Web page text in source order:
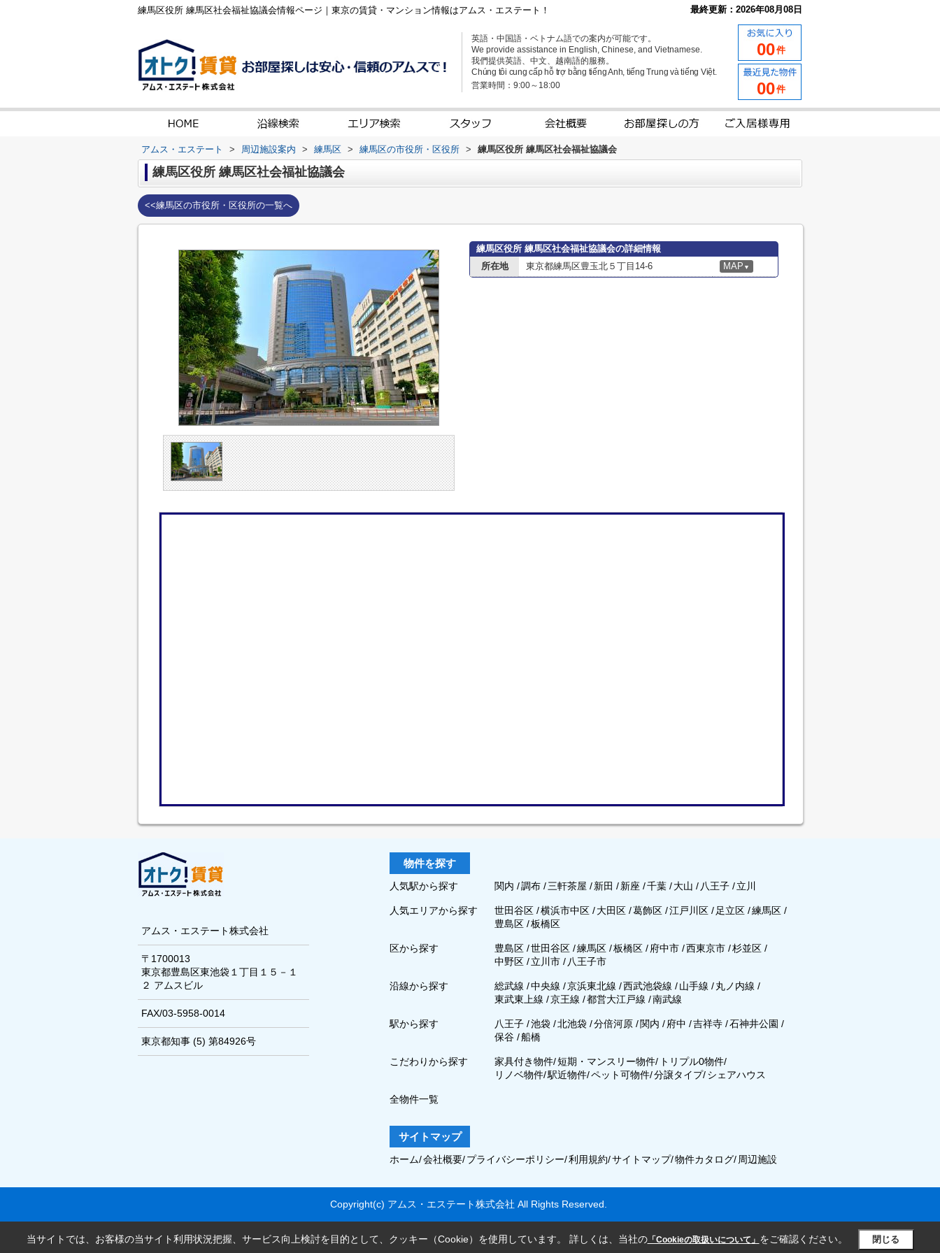
練馬区役所 練馬区社会福祉協議会情報ページ｜東京の賃貸・マンション情報はアムス・エステート！ 最終更新：2026年08月08日
英語・中国語・ベトナム語での案内が可能です。
We provide assistance in English, Chinese, and Vietnamese.
我們提供英語、中文、越南語的服務。
Chúng tôi cung cấp hỗ trợ bằng tiếng Anh, tiếng Trung và tiếng Việt.
営業時間：9:00～18:00
00件
00件
アムス・エステート > 周辺施設案内 > 練馬区 > 練馬区の市役所・区役所 > 練馬区役所 練馬区社会福祉協議会
練馬区役所 練馬区社会福祉協議会
<<練馬区の市役所・区役所の一覧へ
練馬区役所 練馬区社会福祉協議会の詳細情報
所在地
東京都練馬区豊玉北５丁目14-6 MAP ▼
アムス・エステート株式会社
〒1700013
東京都豊島区東池袋１丁目１５－１
２ アムスビル
FAX/03-5958-0014
東京都知事 (5) 第84926号
物件を探す
人気駅から探す 関内 /調布 /三軒茶屋 /新田 /新座 /千葉 /大山 / 八王子 /立川
人気エリアから探す 世田谷区 /横浜市中区 /大田区 /葛飾区 /江戸川区 / 足立区 /練馬区 /
豊島区 /板橋区
区から探す 豊島区 /世田谷区 /練馬区 /板橋区 /府中市 /西東京市 /杉並区 /
中野区 /立川市 / 八王子市
沿線から探す 総武線 /中央線 /京浜東北線 /西武池袋線 /山手線 /丸ノ内線 /
東武東上線 /京王線 /都営大江戸線 /南武線
駅から探す 八王子 /池袋 /北池袋 /分倍河原 /関内 /府中 /吉祥寺 /石神井公園 /
保谷 /船橋
こだわりから探す 家具付き物件/短期・マンスリー物件/ トリプル0物件/
リノベ物件/駅近物件/ペット可物件/分譲タイプ/シェアハウス
全物件一覧
サイトマップ
ホーム/会社概要/プライバシーポリシー/利用規約/サイトマップ/物件カタログ/ 周辺施設
Copyright(c) アムス・エステート株式会社 All Rights Reserved.
当サイトでは、お客様の当サイト利用状況把握、サービス向上検討を目的として、クッキー（Cookie）を使用しています。 詳しくは、当社の「Cookieの取扱いについて」 をご確認ください。 閉じる